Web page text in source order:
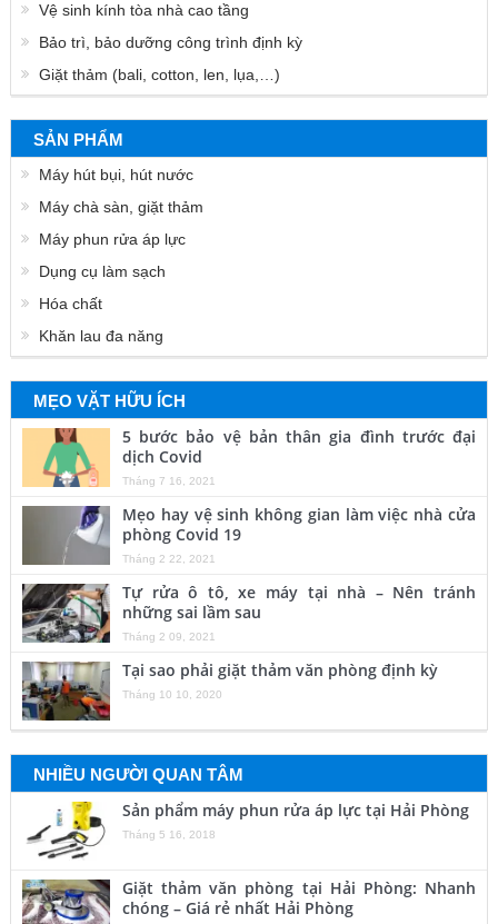
Vệ sinh kính tòa nhà cao tầng
Bảo trì, bảo dưỡng công trình định kỳ
Giặt thảm (bali, cotton, len, lụa,…)
SẢN PHẨM
Máy hút bụi, hút nước
Máy chà sàn, giặt thảm
Máy phun rửa áp lực
Dụng cụ làm sạch
Hóa chất
Khăn lau đa năng
MẸO VẶT HỮU ÍCH
5 bước bảo vệ bản thân gia đình trước đại
dịch Covid
Tháng 7 16, 2021
Mẹo hay vệ sinh không gian làm việc nhà cửa
phòng Covid 19
Tháng 2 22, 2021
Tự rửa ô tô, xe máy tại nhà – Nên tránh
những sai lầm sau
Tháng 2 09, 2021
Tại sao phải giặt thảm văn phòng định kỳ
Tháng 10 10, 2020
NHIỀU NGƯỜI QUAN TÂM
Sản phẩm máy phun rửa áp lực tại Hải Phòng
Tháng 5 16, 2018
Giặt thảm văn phòng tại Hải Phòng: Nhanh
chóng – Giá rẻ nhất Hải Phòng